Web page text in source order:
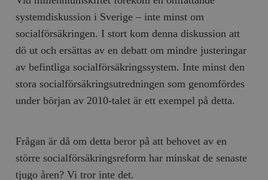
systemdiskussion i Sverige – inte minst om
socialförsäkringen. I stort kom denna diskussion att
dö ut och ersättas av en debatt om mindre justeringar
av befintliga socialförsäkringssystem. Inte minst den
stora socialförsäkringsutredningen som genomfördes
under början av 2010-talet är ett exempel på detta.
Frågan är då om detta beror på att behovet av en
större socialförsäkringsreform har minskat de senaste
tjugo åren? Vi tror inte det.